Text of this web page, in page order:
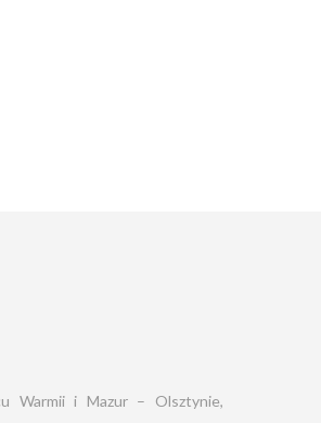
Warmii i Mazur – Olsztynie,